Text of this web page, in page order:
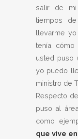
salir de
tiempos
llevarme
tenía
usted puso
yo puedo
ministro de
Respecto
puso al
como
que vive